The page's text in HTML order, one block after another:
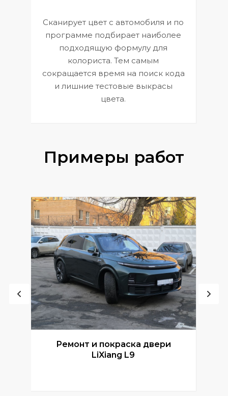
Сканирует цвет с автомобиля и по
программе подбирает наиболее
подходящую формулу для
колориста. Тем самым
сокращается время на поиск кода
и лишние тестовые выкрасы
цвета.
Примеры работ
Ремонт и покраска двери
LiXiang L9